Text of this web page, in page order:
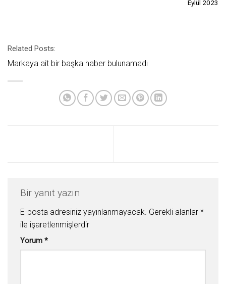
Eylül 2023
Related Posts:
Markaya ait bir başka haber bulunamadı
Bir yanıt yazın
E-posta adresiniz yayınlanmayacak. Gerekli alanlar *
ile işaretlenmişlerdir
Yorum *